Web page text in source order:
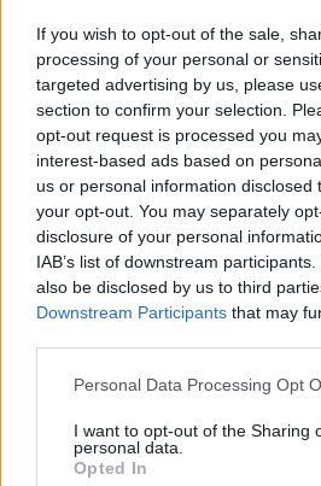
If you wish to opt-out of the sale,
processing of your personal or
targeted advertising by us, please
section to confirm your selection.
opt-out request is processed you
interest-based ads based on
us or personal information disclosed
your opt-out. You may separately
disclosure of your personal
IAB’s list of downstream
also be disclosed by us to third
Downstream Participants that may
Please note that this website/app
not limited to your visit or usage
grant or deny consent to Google
use your data for below specified
Personal Data Processing Opt
I want to opt-out of the Sharing
personal data.
Opted In
Mohács Épkar Zrt. Aktív Kft. VivaPalazzo
Épített öröksége megújításával
csata ötszázadik évfordulójára
Új kápolna, kiállítótér épült a mohácsi
városban is számos beruházás
befejezéshez. Új parkolóház létesül,
Széchenyi tér is.
A tengerfenék
kötik össze
Franciaország
hálózatát